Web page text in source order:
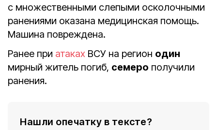
с множественными слепыми осколочными
ранениями оказана медицинская помощь.
Машина повреждена.
Ранее при атаках ВСУ на регион один
мирный житель погиб, семеро получили
ранения.
Нашли опечатку в тексте?